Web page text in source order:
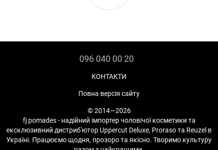
096 040 00 20
КОНТАКТИ
Повна версія сайту
© 2014—2026
fj pomades - надійний імпортер чоловічої косметики та
ексклюзивний дистриб'ютор Uppercut Deluxe, Proraso та Reuzel в
Україні. Працюємо щодня, прозоро та якісно. Творимо культуру